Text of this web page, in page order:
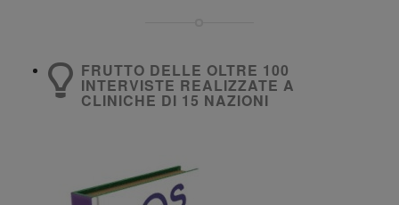
FRUTTO DELLE OLTRE 100
INTERVISTE REALIZZATE A
CLINICHE DI 15 NAZIONI